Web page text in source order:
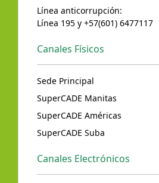
Línea anticorrupción:
Línea 195 y +57(601) 6477117
Canales Físicos
Sede Principal
SuperCADE Manitas
SuperCADE Américas
SuperCADE Suba
Canales Electrónicos